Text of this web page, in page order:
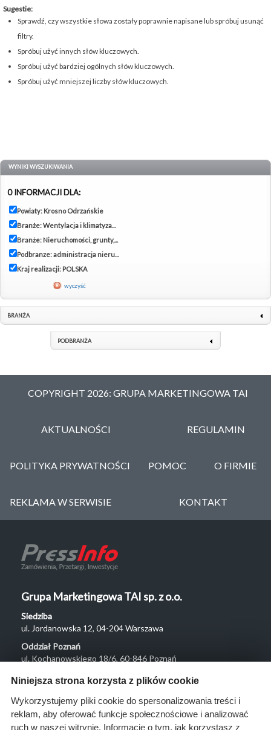
Sugestie:
Sprawdź, czy wszystkie słowa zostały poprawnie napisane lub spróbuj usunąć
filtry.
Spróbuj użyć innych słów kluczowych.
Spróbuj użyć bardziej ogólnych słów kluczowych.
Spróbuj użyć mniejszej liczby słów kluczowych.
WYNIKI WYSZUKIWANIA
0 INFORMACJI DLA:
Powiaty: Krosno Odrzańskie
Branże: Wentylacja i klimatyza...
Branże: Nieruchomości, grunty,...
Podbranze: administracja nieru...
Kraj realizacji: POLSKA
wyczyść
BRANŻA
PODBRANŻA
COPYRIGHT 2026: GRUPA MARKETINGOWA TAI
AKTUALNOŚCI REGULAMIN
POLITYKA PRYWATNOŚCI POMOC O FIRMIE
REKLAMA W SERWISIE KONTAKT
Grupa Marketingowa TAI sp. z o.o.
Siedziba
ul. Jordanowska 12, 04-204 Warszawa
Oddział Poznań
ul. Kochanowskiego 18/6, 60-846 Poznań
Menu
O nas
Rozwiązania
Niniejsza strona korzysta z plików cookie
Wykorzystujemy pliki cookie do spersonalizowania treści i
reklam, aby oferować funkcje społecznościowe i analizować
ruch w naszej witrynie. Informacje o tym, jak korzystasz z